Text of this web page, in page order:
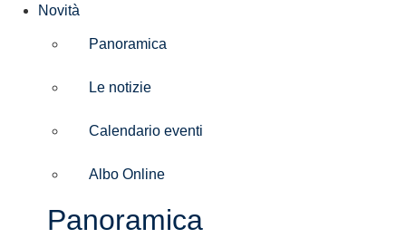
Novità
Panoramica
Le notizie
Calendario eventi
Albo Online
Panoramica